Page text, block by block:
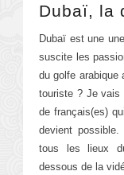
Dubaï, la
Dubaï est une
suscite les
du golfe arabique
touriste ? Je vais
de français(es)
devient
tous les lieux
dessous de la